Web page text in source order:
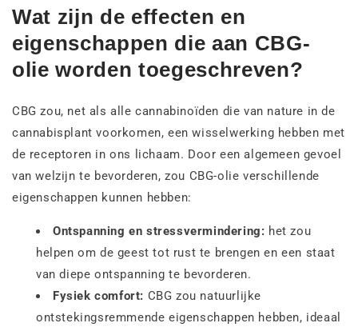
Wat zijn de effecten en
eigenschappen die aan CBG-
olie worden toegeschreven?
CBG zou, net als alle cannabinoïden die van nature in de
cannabisplant voorkomen, een wisselwerking hebben met
de receptoren in ons lichaam. Door een algemeen gevoel
van welzijn te bevorderen, zou CBG-olie verschillende
eigenschappen kunnen hebben:
Ontspanning en stressvermindering: het zou
helpen om de geest tot rust te brengen en een staat
van diepe ontspanning te bevorderen.
Fysiek comfort: CBG zou natuurlijke
ontstekingsremmende eigenschappen hebben, ideaal